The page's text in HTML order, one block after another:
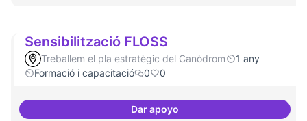
Sensibilització FLOSS
Treballem el pla estratègic del Canòdrom
1 any
Formació i capacitació
0 0
Dar apoyoSensibilització FLOSS